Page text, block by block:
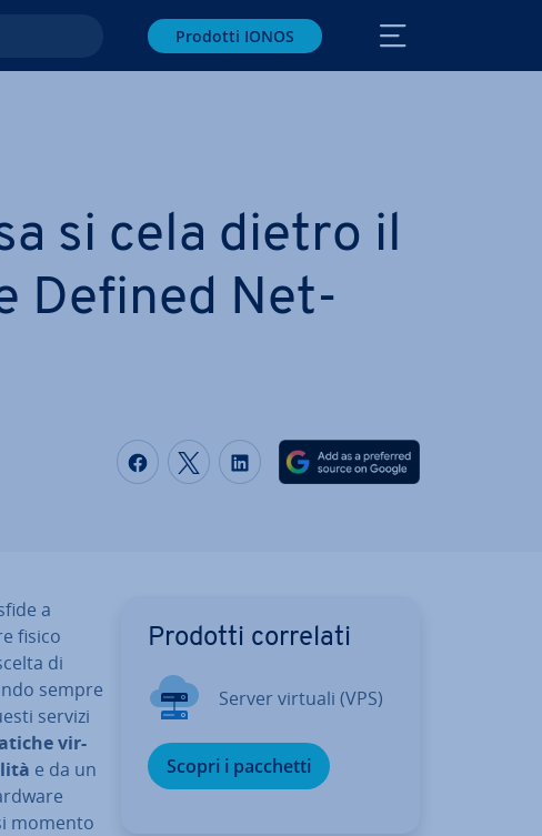
Prodotti IONOS
si cela dietro il
Defined Net­
Condividi via Facebook
Condividi via Twitter
Condividi via LinkedIN
a
fisico
di
sempre
servizi
vir­
e da un
momento
Prodotti correlati
Server virtuali (VPS)
Scopri i pacchetti